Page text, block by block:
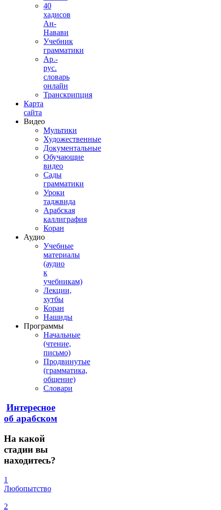
40
хадисов
Ан-
Навави
Учебник
грамматики
Ар.-
рус.
словарь
онлайн
Транскрипция
Карта
сайта
Видео
Мультики
Художественные
Документальные
Обучающие
видео
Сады
грамматики
Уроки
таджвида
Арабская
каллиграфия
Коран
Аудио
Учебные
материалы
(аудио
к
учебникам)
Лекции,
хутбы
Коран
Нашиды
Программы
Начальные
(чтение,
письмо)
Продвинутые
(грамматика,
общение)
Словари
Интересное
об арабском
На какой
стадии вы
находитесь?
1
Любопытство
2